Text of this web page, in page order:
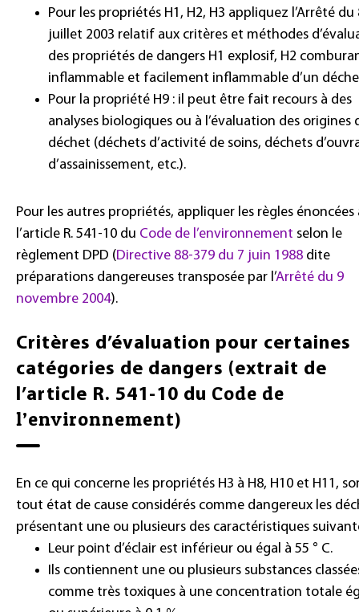
Pour les propriétés H1, H2, H3 appliquez l’Arrêté du
juillet 2003 relatif aux critères et méthodes
des propriétés de dangers H1 explosif, H2
inflammable et facilement inflammable d’un
Pour la propriété H9 : il peut être fait recours à des
analyses biologiques ou à l’évaluation des origines
déchet (déchets d’activité de soins, déchets
d’assainissement, etc.).
Pour les autres propriétés, appliquer les règles énoncées
l’article R. 541-10 du Code de l’environnement selon le
règlement DPD (Directive 88-379 du 7 juin 1988 dite
préparations dangereuses transposée par l’Arrêté du 9
novembre 2004).
Critères d’évaluation pour certaines
catégories de dangers (extrait de
l’article R. 541-10 du Code de
l’environnement)
En ce qui concerne les propriétés H3 à H8, H10 et H11,
tout état de cause considérés comme dangereux les
présentant une ou plusieurs des caractéristiques
Leur point d’éclair est inférieur ou égal à 55 ° C.
Ils contiennent une ou plusieurs substances
comme très toxiques à une concentration totale